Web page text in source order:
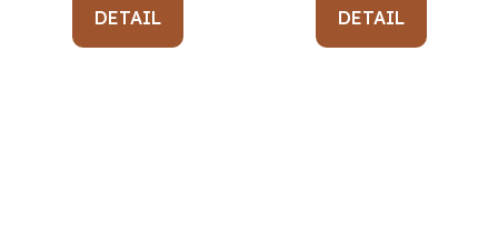
DETAIL DETAIL